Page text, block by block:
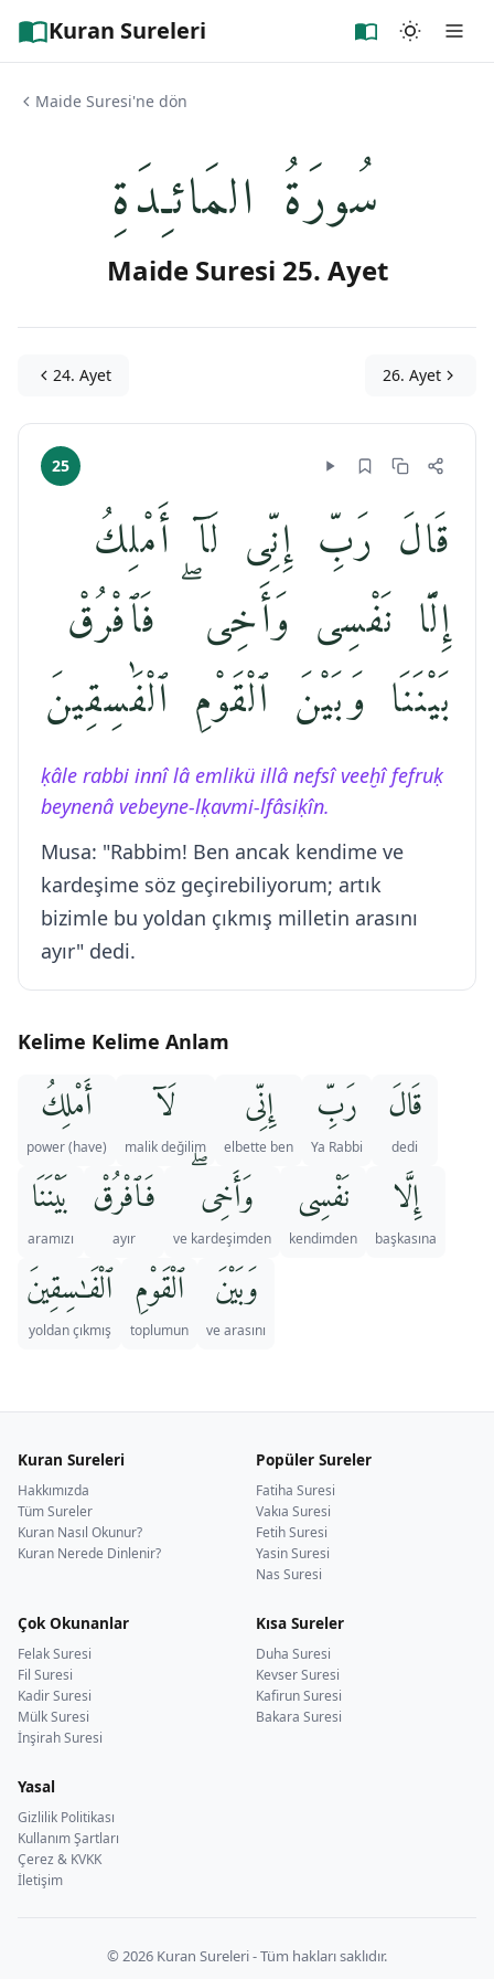
Kuran Sureleri
Maide Suresi'ne dön
سُورَةُ المَائـِدَةِ
Maide Suresi 25. Ayet
24. Ayet 26. Ayet
25
قَالَ رَبِّ إِنِّى لَآ أَمْلِكُ
إِلَّا نَفْسِى وَأَخِى ۖ فَٱفْرُقْ
بَيْنَنَا وَبَيْنَ ٱلْقَوْمِ ٱلْفَٰسِقِينَ
ḳâle rabbi innî lâ emlikü illâ nefsî veeḫî fefruḳ
beynenâ vebeyne-lḳavmi-lfâsiḳîn.
Musa: "Rabbim! Ben ancak kendime ve
kardeşime söz geçirebiliyorum; artık
bizimle bu yoldan çıkmış milletin arasını
ayır" dedi.
Kelime Kelime Anlam
قَالَ
dedi
رَبِّ
Ya Rabbi
إِنِّى
elbette ben
لَآ
malik değilim
أَمْلِكُ
(have) power
إِلَّا
başkasına
نَفْسِى
kendimden
وَأَخِى ۖ
ve kardeşimden
فَٱفْرُقْ
ayır
بَيْنَنَا
aramızı
وَبَيْنَ
ve arasını
ٱلْقَوْمِ
toplumun
ٱلْفَـٰسِقِينَ
yoldan çıkmış
Kuran Sureleri
Hakkımızda
Tüm Sureler
Kuran Nasıl Okunur?
Kuran Nerede Dinlenir?
Popüler Sureler
Fatiha Suresi
Vakıa Suresi
Fetih Suresi
Yasin Suresi
Nas Suresi
Çok Okunanlar
Felak Suresi
Fil Suresi
Kadir Suresi
Mülk Suresi
İnşirah Suresi
Kısa Sureler
Duha Suresi
Kevser Suresi
Kafirun Suresi
Bakara Suresi
Yasal
Gizlilik Politikası
Kullanım Şartları
Çerez & KVKK
İletişim
© 2026 Kuran Sureleri - Tüm hakları saklıdır.